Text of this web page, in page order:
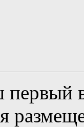
первый